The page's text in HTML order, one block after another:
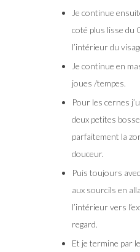
Je continue
coté plus lisse du
l’intérieur du
Je continue en
joues /tempes.
Pour les cernes
deux petites
parfaitement la
douceur.
Puis toujours
aux sourcils en
l’intérieur vers
regard.
Et je termine par